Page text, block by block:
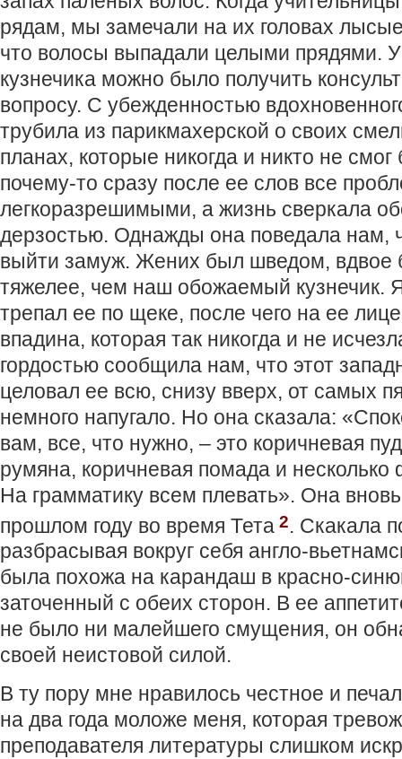
рядам, мы замечали на их головах
что волосы выпадали целыми прядями. У
кузнечика можно было получить
вопросу. С убежденностью
трубила из парикмахерской о своих
планах, которые никогда и никто не
почему-то сразу после ее слов все
легкоразрешимыми, а жизнь сверкала
дерзостью. Однажды она поведала нам,
выйти замуж. Жених был шведом, вдвое
тяжелее, чем наш обожаемый кузнечик.
трепал ее по щеке, после чего на ее
впадина, которая так никогда и не
гордостью сообщила нам, что этот
целовал ее всю, снизу вверх, от самых
немного напугало. Но она сказала:
вам, все, что нужно, – это коричневая
румяна, коричневая помада и несколько
На грамматику всем плевать». Она
прошлом году во время Тета 2. Скакала
разбрасывая вокруг себя англо-
была похожа на карандаш в красно-
заточенный с обеих сторон. В ее
не было ни малейшего смущения, он
своей неистовой силой.
В ту пору мне нравилось честное и
на два года моложе меня, которая
преподавателя литературы слишком